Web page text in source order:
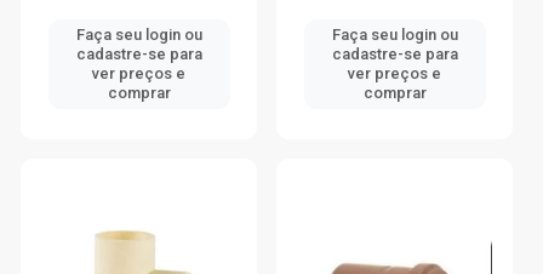
Faça seu login ou
cadastre-se para
ver preços e
comprar
Faça seu login ou
cadastre-se para
ver preços e
comprar